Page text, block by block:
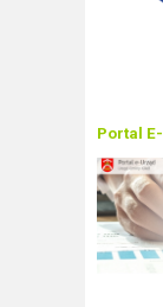
Portal